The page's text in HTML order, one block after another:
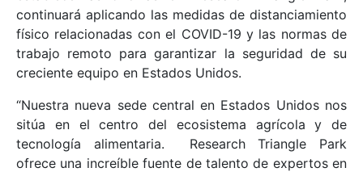
continuará aplicando las medidas de distanciamiento
físico relacionadas con el COVID-19 y las normas de
trabajo remoto para garantizar la seguridad de su
creciente equipo en Estados Unidos.
“Nuestra nueva sede central en Estados Unidos nos
sitúa en el centro del ecosistema agrícola y de
tecnología alimentaria. Research Triangle Park
ofrece una increíble fuente de talento de expertos en